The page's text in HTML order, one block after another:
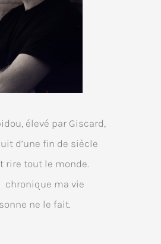
élevé par Giscard,
d’une fin de siècle
rire tout le monde.
chronique ma vie
ne le fait.